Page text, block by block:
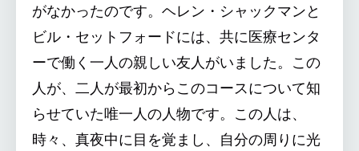
がなかったのです。ヘレン・シャックマンと
ビル・セットフォードには、共に医療センタ
ーで働く一人の親しい友人がいました。この
人が、二人が最初からこのコースについて知
らせていた唯一人の人物です。この人は、
時々、真夜中に目を覚まし、自分の周りに光